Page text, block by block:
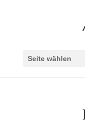
Seite wählen